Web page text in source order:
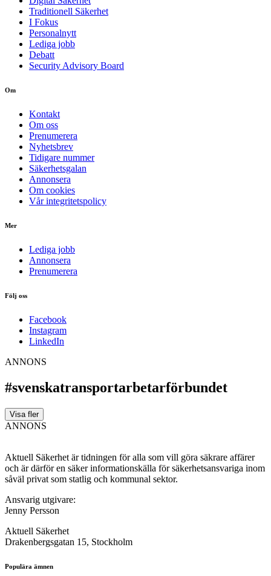
Traditionell Säkerhet
I Fokus
Personalnytt
Lediga jobb
Debatt
Security Advisory Board
Om
Kontakt
Om oss
Prenumerera
Nyhetsbrev
Tidigare nummer
Säkerhetsgalan
Annonsera
Om cookies
Vår integritetspolicy
Mer
Lediga jobb
Annonsera
Prenumerera
Följ oss
Facebook
Instagram
LinkedIn
ANNONS
#svenskatransportarbetarförbundet
Visa fler
ANNONS
Aktuell Säkerhet är tidningen för alla som vill göra säkrare affärer
och är därför en säker informationskälla för säkerhets­ansvariga inom
såväl privat som statlig och kommunal sektor.
Ansvarig utgivare:
Jenny Persson
Aktuell Säkerhet
Drakenbergsgatan 15, Stockholm
Populära ämnen